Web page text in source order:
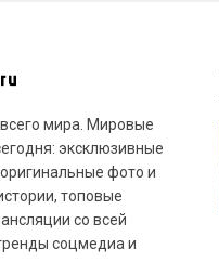
мира. Мировые
эксклюзивные
фото и
топовые
со всей
соцмедиа и